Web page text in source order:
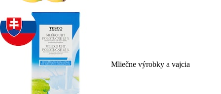
Mliečne výrobky a vajcia